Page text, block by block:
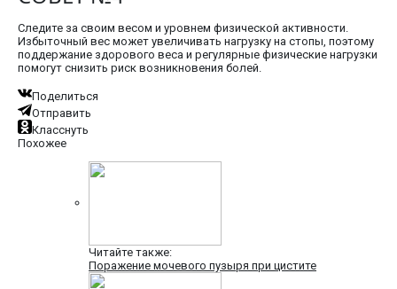
Следите за своим весом и уровнем физической активности.
Избыточный вес может увеличивать нагрузку на стопы, поэтому
поддержание здорового веса и регулярные физические нагрузки
помогут снизить риск возникновения болей.
Поделиться
Отправить
Класснуть
Похожее
Читайте также:
Поражение мочевого пузыря при цистите